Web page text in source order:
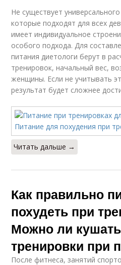
Не существует
которые подходят для всех
имеет индивидуальное
особого подхода. Для
питания диетологи берут в
тренировок, начальный вес,
женщины. Если не учитывать
результат будет сложнее
Читать дальше →
Как правильно
похудеть при
Можно ли
тренировки при
После фитнеса, занятий